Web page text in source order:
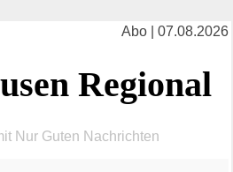
Abo | 07.08.2026
Regional
Nur Guten Nachrichten